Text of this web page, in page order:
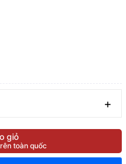
+
giỏ
toàn quốc